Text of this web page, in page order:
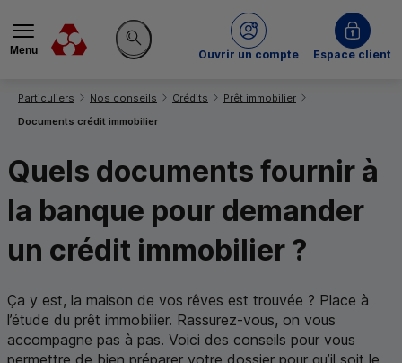
Menu
Rechercher sur le site
Ouvrir un compte
du Crédit MutuelEspace client
Vous êtes ici:
Particuliers Nos conseils Crédits
Prêt immobilier
Documents crédit immobilier
Quels documents fournir à
la banque pour demander
un crédit immobilier ?
Ça y est, la maison de vos rêves est trouvée ? Place à
l’étude du prêt immobilier. Rassurez-vous, on vous
accompagne pas à pas. Voici des conseils pour vous
permettre de bien préparer votre dossier pour qu’il soit le